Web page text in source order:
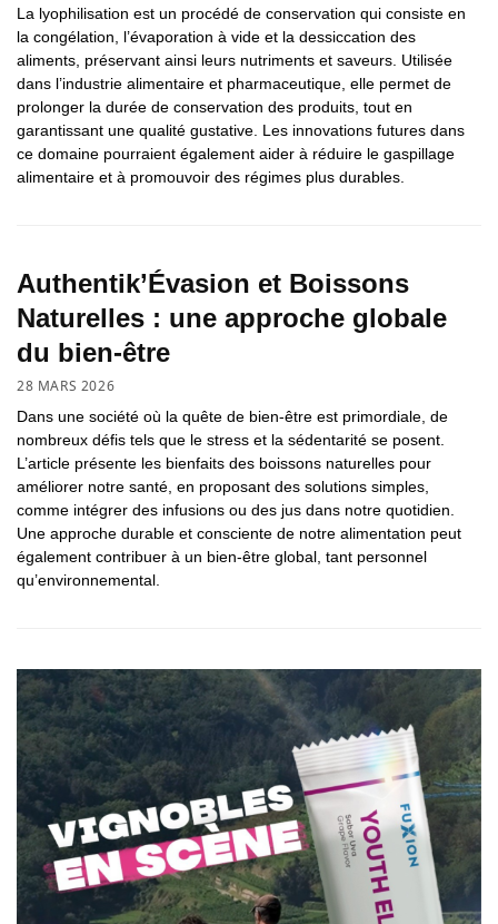
La lyophilisation est un procédé de conservation qui consiste en
la congélation, l’évaporation à vide et la dessiccation des
aliments, préservant ainsi leurs nutriments et saveurs. Utilisée
dans l’industrie alimentaire et pharmaceutique, elle permet de
prolonger la durée de conservation des produits, tout en
garantissant une qualité gustative. Les innovations futures dans
ce domaine pourraient également aider à réduire le gaspillage
alimentaire et à promouvoir des régimes plus durables.
Authentik’Évasion et Boissons
Naturelles : une approche globale
du bien-être
28 MARS 2026
Dans une société où la quête de bien-être est primordiale, de
nombreux défis tels que le stress et la sédentarité se posent.
L’article présente les bienfaits des boissons naturelles pour
améliorer notre santé, en proposant des solutions simples,
comme intégrer des infusions ou des jus dans notre quotidien.
Une approche durable et consciente de notre alimentation peut
également contribuer à un bien-être global, tant personnel
qu’environnemental.